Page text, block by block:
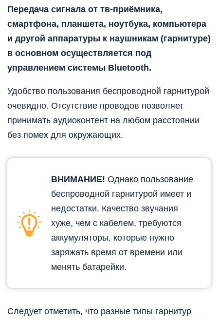
Передача сигнала от тв-приёмника,
смартфона, планшета, ноутбука, компьютера
и другой аппаратуры к наушникам (гарнитуре)
в основном осуществляется под
управлением системы Bluetooth.
Удобство пользования беспроводной гарнитурой
очевидно. Отсутствие проводов позволяет
принимать аудиоконтент на любом расстоянии
без помех для окружающих.
ВНИМАНИЕ! Однако пользование
беспроводной гарнитурой имеет и
недостатки. Качество звучания
хуже, чем с кабелем, требуются
аккумуляторы, которые нужно
заряжать время от времени или
менять батарейки.
Следует отметить, что разные типы гарнитур